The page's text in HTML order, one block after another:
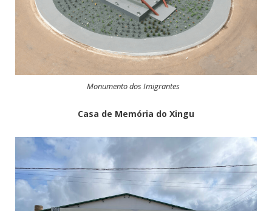
Monumento dos Imigrantes
Casa de Memória do Xingu